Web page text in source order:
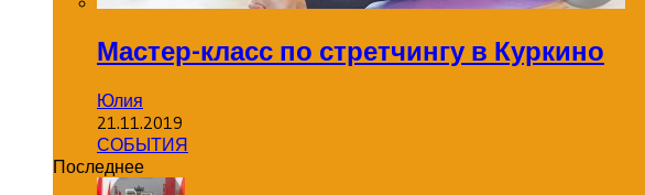
Мастер-класс по стретчингу в Куркино
Юлия
21.11.2019
СОБЫТИЯ
Последнее